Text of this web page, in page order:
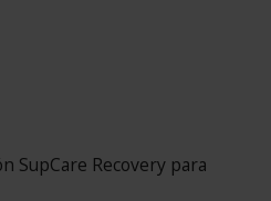
SupCare Recovery para